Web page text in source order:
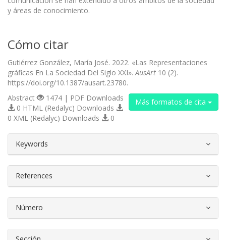
y áreas de conocimiento.
Cómo citar
Gutiérrez González, María José. 2022. «Las Representaciones
gráficas En La Sociedad Del Siglo XXI».AusArt 10 (2).
https://doi.org/10.1387/ausart.23780.
Más formatos de cita
Abstract
1474 | PDF Downloads
0 HTML (Redalyc) Downloads
0 XML (Redalyc) Downloads
0
Keywords
References
Número